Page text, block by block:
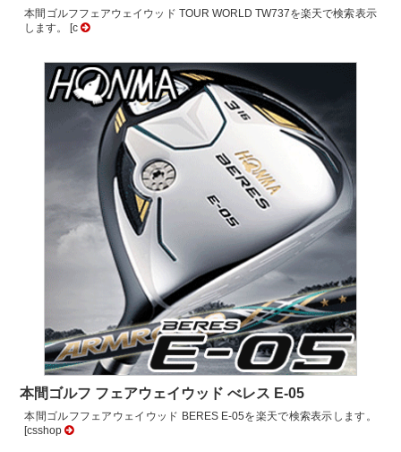
本間ゴルフフェアウェイウッド TOUR WORLD TW737を楽天で検索表示
します。 [c
本間ゴルフ フェアウェイウッド べレス E-05
本間ゴルフフェアウェイウッド BERES E-05を楽天で検索表示します。
[csshop